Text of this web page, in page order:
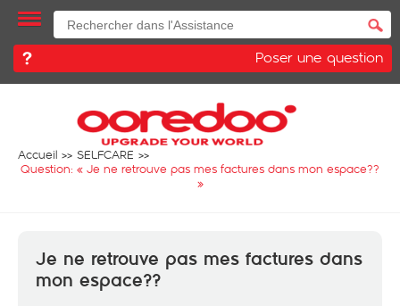
Poser une question
Accueil
SELFCARE
Question: « Je ne retrouve pas mes factures dans mon espace??
»
Je ne retrouve pas mes factures dans
mon espace??